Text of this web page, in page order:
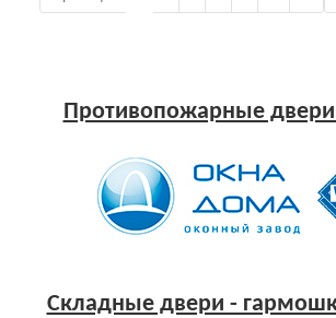
Противопожарные двери
Складные двери -